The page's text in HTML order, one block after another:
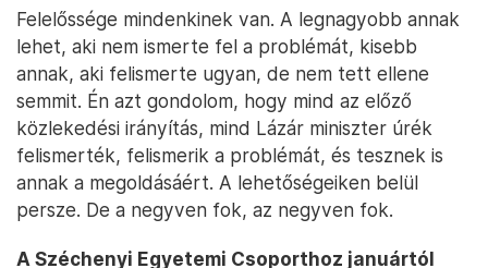
Felelőssége mindenkinek van. A legnagyobb annak
lehet, aki nem ismerte fel a problémát, kisebb
annak, aki felismerte ugyan, de nem tett ellene
semmit. Én azt gondolom, hogy mind az előző
közlekedési irányítás, mind Lázár miniszter úrék
felismerték, felismerik a problémát, és tesznek is
annak a megoldásáért. A lehetőségeiken belül
persze. De a negyven fok, az negyven fok.
A Széchenyi Egyetemi Csoporthoz januártól